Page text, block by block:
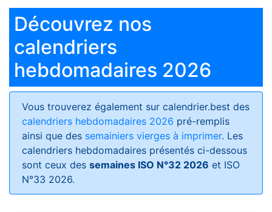
Découvrez nos
calendriers
hebdomadaires 2026
Vous trouverez également sur calendrier.best des
calendriers hebdomadaires 2026 pré-remplis
ainsi que des semainiers vierges à imprimer. Les
calendriers hebdomadaires présentés ci-dessous
sont ceux des semaines ISO N°32 2026 et ISO
N°33 2026.